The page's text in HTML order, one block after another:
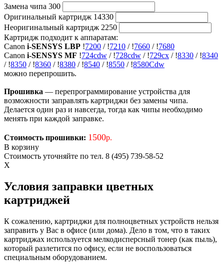
Замена чипа 300
Оригинальный картридж 14330
Неоригинальный картридж 2250
Картридж подходит к аппаратам:
Canon i-SENSYS LBP !7200 / !7210 / !7660 / !7680
Canon i-SENSYS MF !724cdw / !728cdw / !729cx / !8330 / !8340
/ !8350 / !8360 / !8380 / !8540 / !8550 / !8580Cdw
можно перепрошить.
Прошивка — перепрограммирование устройства для
возможности заправлять картриджи без замены чипа.
Делается один раз и навсегда, тогда как чипы необходимо
менять при каждой заправке.
Стоимость прошивки: 1500р.
В корзину
Стоимость уточняйте по тел. 8 (495) 739-58-52
X
Условия заправки цветных
картриджей
К сожалению, картриджи для полноцветных устройств нельзя
заправить у Вас в офисе (или дома). Дело в том, что в таких
картриджах используется мелкодисперсный тонер (как пыль),
который разлетится по офису, если не воспользоваться
специальным оборудованием.